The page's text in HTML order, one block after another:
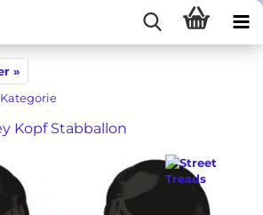
»
Kopf Stabballon